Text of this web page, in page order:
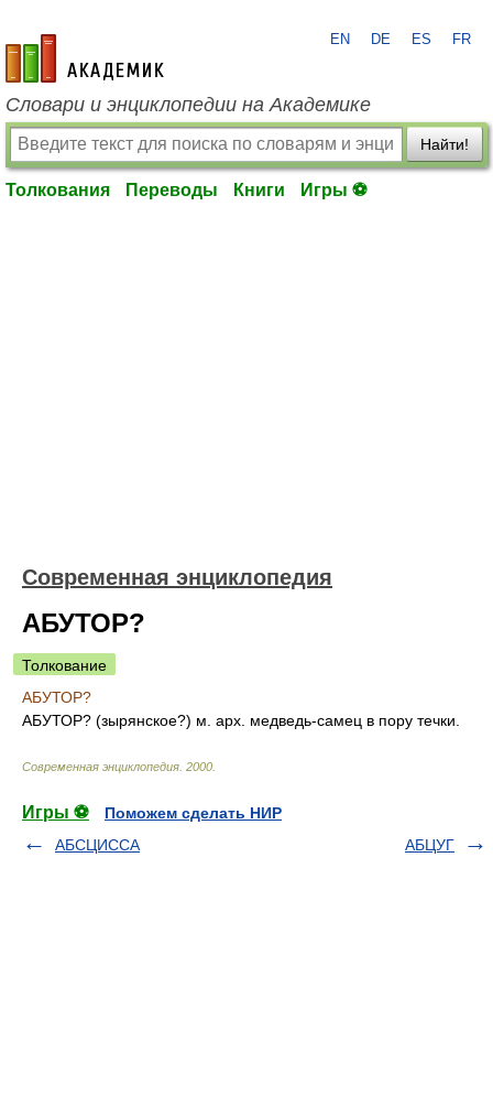
academic.ru
EN DE ES FR
Словари и энциклопедии на Академике
Найти!
Толкования Переводы Книги Игры ⚽
Современная энциклопедия
АБУТОР?
Толкование
АБУТОР?
АБУТОР? (зырянское?) м. арх. медведь-самец в пору течки.
Современная энциклопедия 2000
Игры ⚽
Поможем сделать НИР
АБСЦИССА
АБЦУГ